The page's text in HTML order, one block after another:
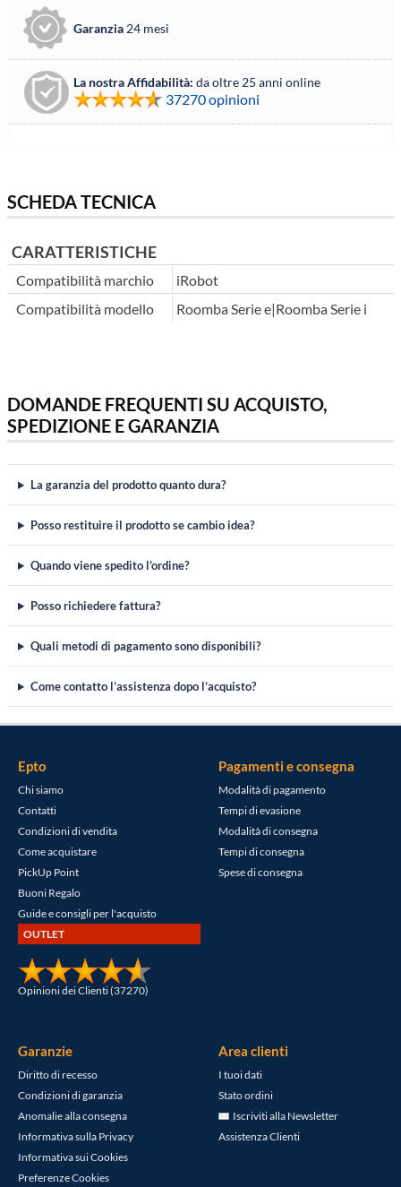
Garanzia 24 mesi
La nostra Affidabilità: da oltre 25 anni online
37270 opinioni
SCHEDA TECNICA
CARATTERISTICHE
Compatibilità marchio
iRobot
Compatibilità modello
Roomba Serie e|Roomba Serie i
DOMANDE FREQUENTI SU ACQUISTO,
SPEDIZIONE E GARANZIA
La garanzia del prodotto quanto dura?
Posso restituire il prodotto se cambio idea?
Quando viene spedito l’ordine?
Posso richiedere fattura?
Quali metodi di pagamento sono disponibili?
Come contatto l’assistenza dopo l’acquisto?
Epto
Chi siamo
Contatti
Condizioni di vendita
Come acquistare
PickUp Point
Buoni Regalo
Guide e consigli per l'acquisto
OUTLET
Opinioni dei Clienti (37270)
Pagamenti e consegna
Modalità di pagamento
Tempi di evasione
Modalità di consegna
Tempi di consegna
Spese di consegna
Garanzie
Diritto di recesso
Condizioni di garanzia
Anomalie alla consegna
Informativa sulla Privacy
Informativa sui Cookies
Preferenze Cookies
Area clienti
I tuoi dati
Stato ordini
Iscriviti alla Newsletter
Assistenza Clienti